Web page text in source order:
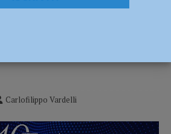
Sales Piacenza lotta, ma
Carlofilippo Vardelli